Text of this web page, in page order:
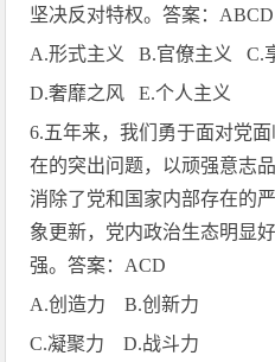
坚决反对特权。答案： ABCD
A.形式主义 B.官僚主义 C.
D.奢靡之风 E.个人主义
6.五年来，我们勇于面对党
在的突出问题，以顽强意志
消除了党和国家内部存在的
象更新，党内政治生态明显
强。答案： ACD
A.创造力 B.创新力
C.凝聚力 D.战斗力